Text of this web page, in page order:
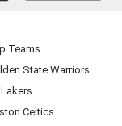
Teams
State Warriors
Celtics